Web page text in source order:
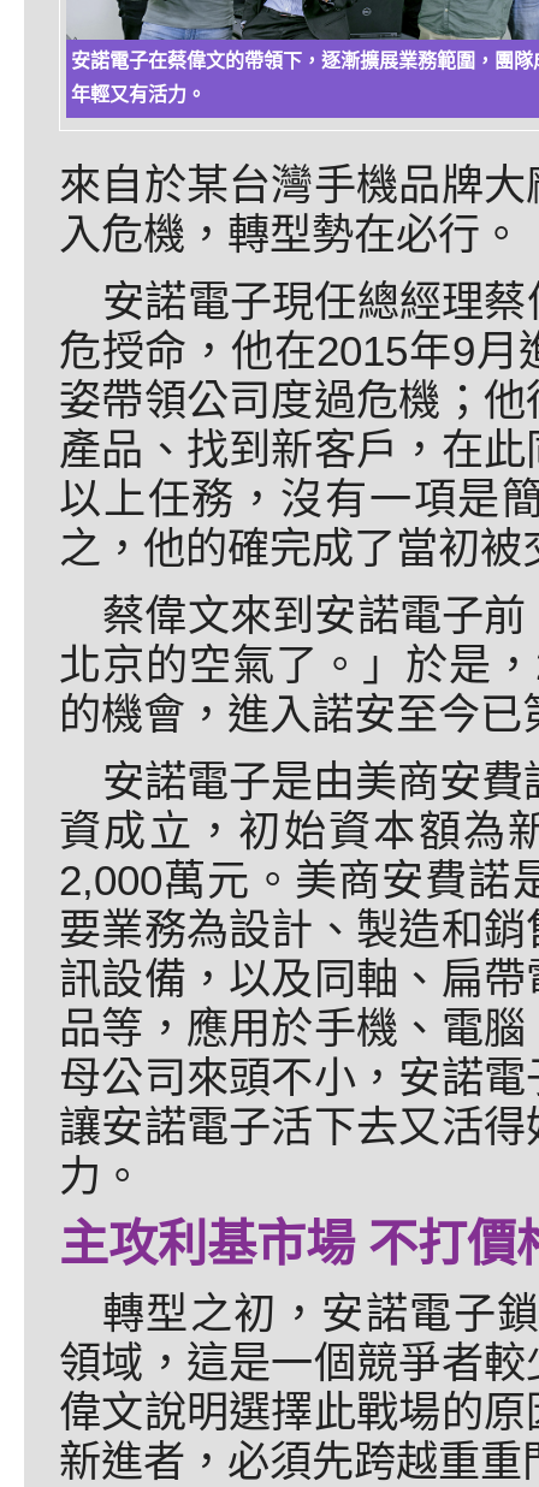
安諾電子在蔡偉文的帶領下，逐漸擴展業務範圍，團隊
年輕又有活力。
來自於某台灣手機品牌
入危機，轉型勢在必行。
安諾電子現任總經理
危授命，他在2015年9
姿帶領公司度過危機；
產品、找到新客戶，在
以上任務，沒有一項是
之，他的確完成了當初被
蔡偉文來到安諾電子
北京的空氣了。」於是
的機會，進入諾安至今已
安諾電子是由美商安
資成立，初始資本額為
2,000萬元。美商安費諾
要業務為設計、製造和
訊設備，以及同軸、扁
品等，應用於手機、電
母公司來頭不小，安諾
讓安諾電子活下去又活
力。
主攻利基市場 不打價
轉型之初，安諾電子
領域，這是一個競爭者
偉文說明選擇此戰場的
新進者，必須先跨越重重